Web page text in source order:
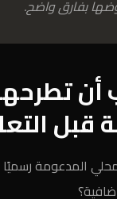
بفارق واضح.
أن
قبل